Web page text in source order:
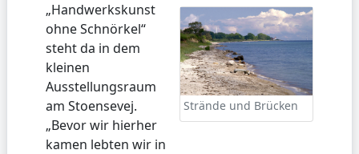
Strände und Brücken
„Handwerkskunst
ohne Schnörkel“
steht da in dem
kleinen
Ausstellungsraum
am Stoensevej.
„Bevor wir hierher
kamen lebten wir in